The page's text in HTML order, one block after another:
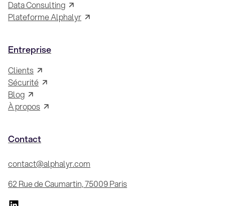
Data Consulting
Plateforme Alphalyr
Entreprise
Clients
Sécurité
Blog
À propos
Contact
contact@alphalyr.com
62 Rue de Caumartin, 75009 Paris